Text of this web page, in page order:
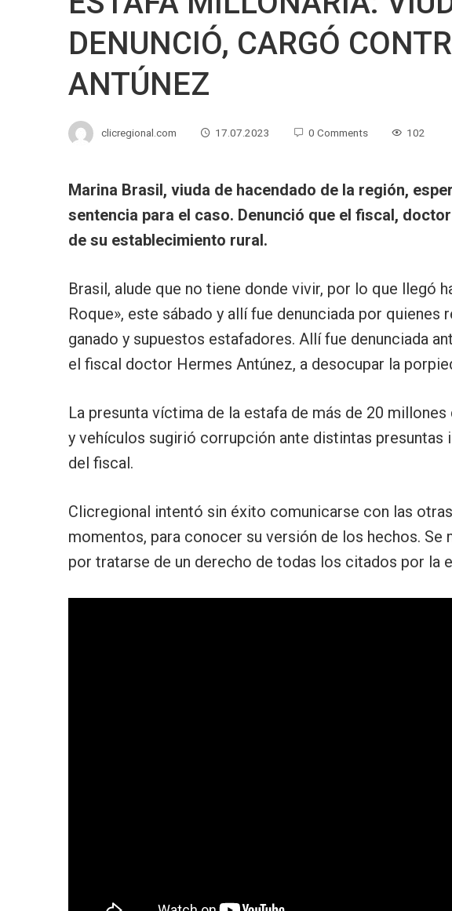
DENUNCIÓ, CARGÓ
ANTÚNEZ
clicregional.com 17.07.2023 0 Comments 102
Marina Brasil, viuda de hacendado de la región,
sentencia para el caso. Denunció que el fiscal,
de su establecimiento rural.
Brasil, alude que no tiene donde vivir, por lo que llegó
Roque», este sábado y allí fue denunciada por quienes
ganado y supuestos estafadores. Allí fue denunciada
el fiscal doctor Hermes Antúnez, a desocupar la
La presunta víctima de la estafa de más de 20
y vehículos sugirió corrupción ante distintas
del fiscal.
Clicregional intentó sin éxito comunicarse con las
momentos, para conocer su versión de los hechos. Se
por tratarse de un derecho de todas los citados por la